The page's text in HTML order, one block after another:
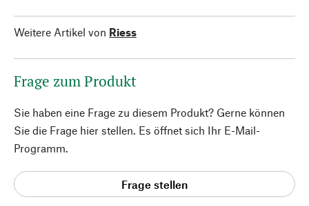
Weitere Artikel von Riess
Frage zum Produkt
Sie haben eine Frage zu diesem Produkt? Gerne können
Sie die Frage hier stellen. Es öffnet sich Ihr E-Mail-
Programm.
Frage stellen